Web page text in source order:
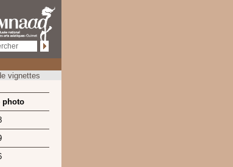
vignettes
photo